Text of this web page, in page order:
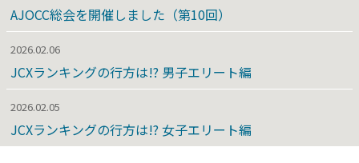
AJOCC総会を開催しました（第10回）
2026.02.06
JCXランキングの行方は!? 男子エリート編
2026.02.05
JCXランキングの行方は!? 女子エリート編